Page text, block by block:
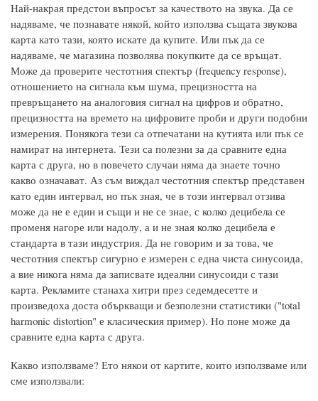
Най-накрая предстои въпросът за качеството на звука. Да се
надяваме, че познавате някой, който използва същата звукова
карта като тази, която искате да купите. Или пък да се
надяваме, че магазина позволява покупките да се връщат.
Може да проверите честотния спектър (frequency response),
отношението на сигнала към шума, прецизността на
превръщането на аналоговия сигнал на цифров и обратно,
прецизността на времето на цифровите проби и други подобни
измерения. Понякога тези са отпечатани на кутията или пък се
намират на интернета. Тези са полезни за да сравните една
карта с друга, но в повечето случаи няма да знаете точно
какво означават. Аз съм виждал честотния спектър представен
като един интервал, но пък зная, че в този интервал отзива
може да не е един и същи и не се знае, с колко децибела се
променя нагоре или надолу, а и не зная колко децибела е
стандарта в тази индустрия. Да не говорим и за това, че
честотния спектър сигурно е измерен с една чиста синусоида,
а вие никога няма да записвате идеални синусоиди с тази
карта. Рекламите станаха хитри през седемдесетте и
произведоха доста объркващи и безполезни статистики ("total
harmonic distortion" е класическия пример). Но поне може да
сравните една карта с друга.
Какво използваме? Ето някои от картите, които използваме или
сме използвали: